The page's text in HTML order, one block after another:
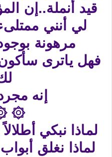
قيد أنملة..إن
لي أنني
مرهونة
فهل ياترى سأكون
إنه
۞
لماذا نبكي
لماذا نغلق